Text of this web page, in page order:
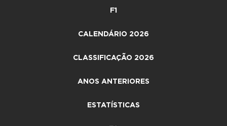
F1
CALENDÁRIO 2026
CLASSIFICAÇÃO 2026
ANOS ANTERIORES
ESTATÍSTICAS